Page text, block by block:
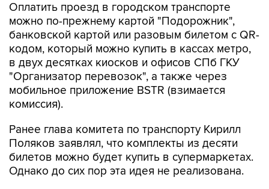
Оплатить проезд в городском транспорте
можно по-прежнему картой "Подорожник",
банковской картой или разовым билетом с QR-
кодом, который можно купить в кассах метро,
в двух десятках киосков и офисов СПб ГКУ
"Организатор перевозок", а также через
мобильное приложение BSТR (взимается
комиссия).
Ранее глава комитета по транспорту Кирилл
Поляков заявлял, что комплекты из десяти
билетов можно будет купить в супермаркетах.
Однако до сих пор эта идея не реализована.